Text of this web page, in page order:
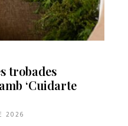
trobades
‘Cuidarte
2026